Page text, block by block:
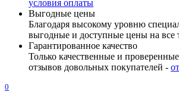
условия оплаты
Выгодные цены
Благодаря высокому уровню
выгодные и доступные цены на все
Гарантированное качество
Только качественные и
отзывов довольных покупателей -
0